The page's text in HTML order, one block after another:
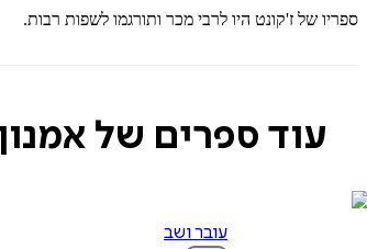
ספריו של ז'קונט היו לרבי מכר ותורגמו לשפות רבות.
עוד ספרים של
עובר ושב